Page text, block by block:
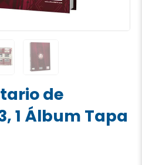
de
1 Álbum Tapa